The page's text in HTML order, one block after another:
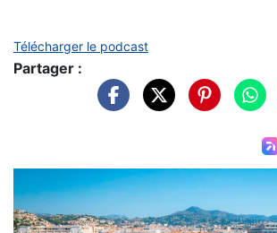
Télécharger le podcast
Partager :